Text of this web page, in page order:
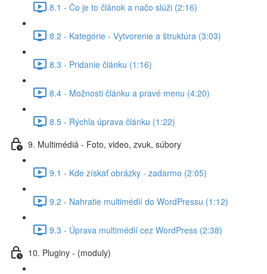
8.1 - Čo je to článok a načo slúži (2:16)
8.2 - Kategórie - Vytvorenie a štruktúra (3:03)
8.3 - Pridanie článku (1:16)
8.4 - Možnosti článku a pravé menu (4:20)
8.5 - Rýchla úprava článku (1:22)
9. Multimédiá - Foto, video, zvuk, súbory
9.1 - Kde získať obrázky - zadarmo (2:05)
9.2 - Nahratie multimédií do WordPressu (1:12)
9.3 - Úprava multimédií cez WordPress (2:38)
10. Pluginy - (moduly)